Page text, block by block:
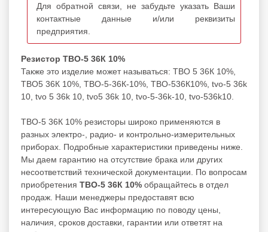
Для обратной связи, не забудьте указать Ваши
контактные данные и/или реквизиты
предприятия.
Резистор ТВО-5 36К 10%
Также это изделие может называться: ТВО 5 36К 10%,
ТВО5 36К 10%, ТВО-5-36К-10%, ТВО-536К10%, tvo-5 36k
10, tvo 5 36k 10, tvo5 36k 10, tvo-5-36k-10, tvo-536k10.
ТВО-5 36К 10% резисторы широко применяются в
разных электро-, радио- и контрольно-измерительных
приборах. Подробные характеристики приведены ниже.
Мы даем гарантию на отсутствие брака или других
несоответствий технической документации. По вопросам
приобретения ТВО-5 36К 10% обращайтесь в отдел
продаж. Наши менеджеры предоставят всю
интересующую Вас информацию по поводу цены,
наличия, сроков доставки, гарантии или ответят на